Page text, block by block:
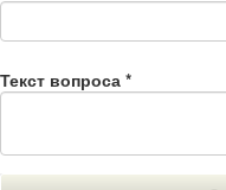
Текст вопроса *